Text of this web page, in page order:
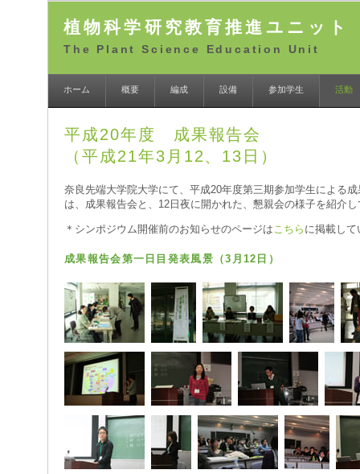
植物科学研究教育推進ユニット
The Plant Science Education Unit
ホーム 概要 編成 設備 参加学生 活動
平成20年度 成果報告会
（平成21年3月12、13日）
奈良先端大学院大学にて、平成20年度第三期参加学生による
は、成果報告会と、12日夜に開かれた、懇親会の様子を紹介
＊シンポジウム開催前のお知らせのページは こちら に掲載して
成果報告会第一日目発表風景（3月12日）